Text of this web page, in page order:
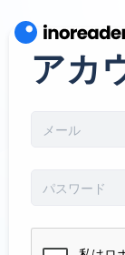
アカ